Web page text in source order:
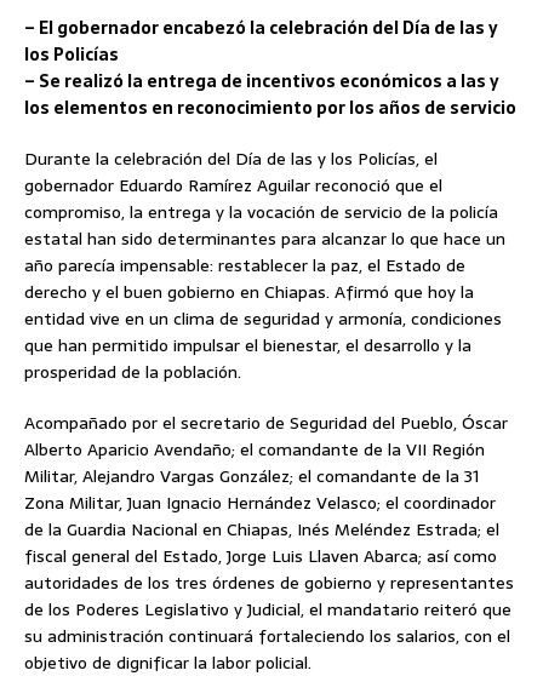
– El gobernador encabezó la celebración del Día de las y
los Policías
– Se realizó la entrega de incentivos económicos a las y
los elementos en reconocimiento por los años de servicio
Durante la celebración del Día de las y los Policías, el
gobernador Eduardo Ramírez Aguilar reconoció que el
compromiso, la entrega y la vocación de servicio de la policía
estatal han sido determinantes para alcanzar lo que hace un
año parecía impensable: restablecer la paz, el Estado de
derecho y el buen gobierno en Chiapas. Afirmó que hoy la
entidad vive en un clima de seguridad y armonía, condiciones
que han permitido impulsar el bienestar, el desarrollo y la
prosperidad de la población.
Acompañado por el secretario de Seguridad del Pueblo, Óscar
Alberto Aparicio Avendaño; el comandante de la VII Región
Militar, Alejandro Vargas González; el comandante de la 31
Zona Militar, Juan Ignacio Hernández Velasco; el coordinador
de la Guardia Nacional en Chiapas, Inés Meléndez Estrada; el
fiscal general del Estado, Jorge Luis Llaven Abarca; así como
autoridades de los tres órdenes de gobierno y representantes
de los Poderes Legislativo y Judicial, el mandatario reiteró que
su administración continuará fortaleciendo los salarios, con el
objetivo de dignificar la labor policial.